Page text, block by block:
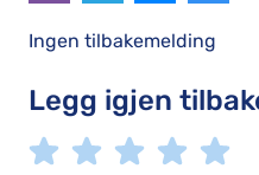
Ingen tilbakemelding
Legg igjen